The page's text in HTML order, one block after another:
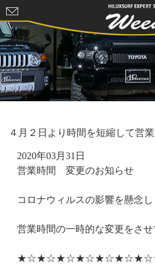
EXPERT
SHOP Weed
４月２日より時間を短縮して営業
2020年03月31日
営業時間 変更のお知らせ
コロナウィルスの影響を懸念し
営業時間の一時的な変更をさせ